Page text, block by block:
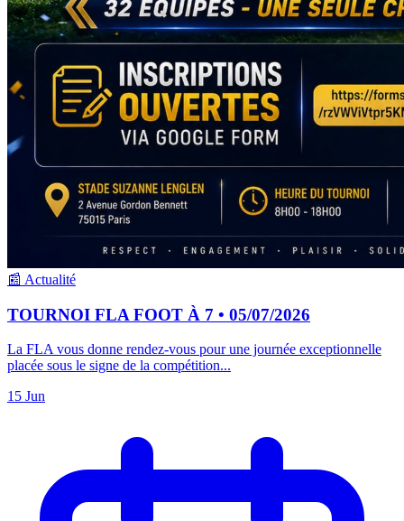
📰 Actualité
TOURNOI FLA FOOT À 7 • 05/07/2026
La FLA vous donne rendez-vous pour une journée exceptionnelle
placée sous le signe de la compétition...
15 Jun